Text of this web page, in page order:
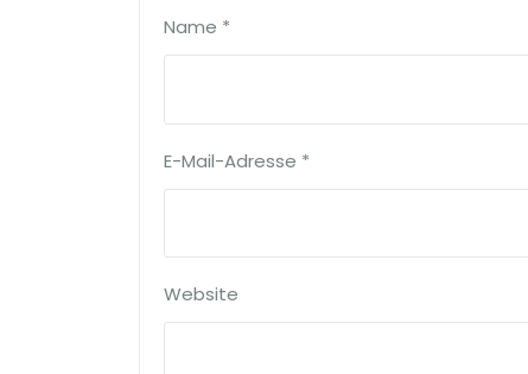
Name *
E-Mail-Adresse *
Website